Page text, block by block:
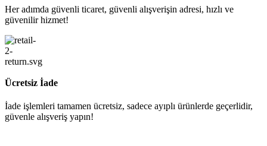
Her adımda güvenli ticaret, güvenli alışverişin adresi, hızlı ve
güvenilir hizmet!
Ücretsiz İade
İade işlemleri tamamen ücretsiz, sadece ayıplı ürünlerde geçerlidir,
güvenle alışveriş yapın!